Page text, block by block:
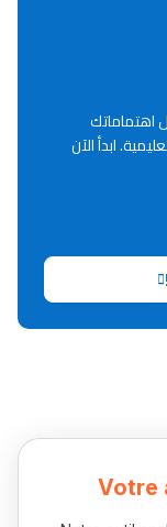
اهتماماتك
ابدأ الآن
Votre